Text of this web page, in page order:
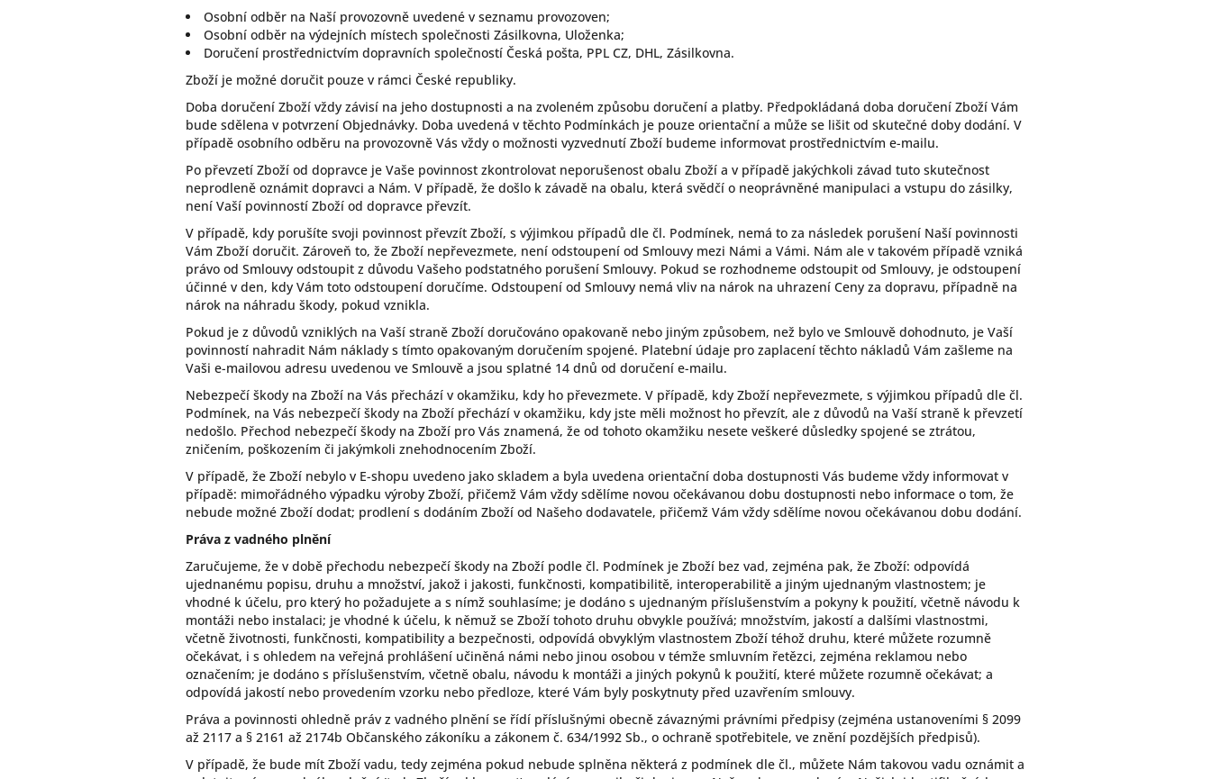
Osobní odběr na Naší provozovně uvedené v seznamu provozoven;
Osobní odběr na výdejních místech společnosti Zásilkovna, Uloženka;
Doručení prostřednictvím dopravních společností Česká pošta, PPL CZ, DHL, Zásilkovna.
Zboží je možné doručit pouze v rámci České republiky.
Doba doručení Zboží vždy závisí na jeho dostupnosti a na zvoleném způsobu doručení a platby. Předpokládaná doba doručení Zboží Vám
bude sdělena v potvrzení Objednávky. Doba uvedená v těchto Podmínkách je pouze orientační a může se lišit od skutečné doby dodání. V
případě osobního odběru na provozovně Vás vždy o možnosti vyzvednutí Zboží budeme informovat prostřednictvím e-mailu.
Po převzetí Zboží od dopravce je Vaše povinnost zkontrolovat neporušenost obalu Zboží a v případě jakýchkoli závad tuto skutečnost
neprodleně oznámit dopravci a Nám. V případě, že došlo k závadě na obalu, která svědčí o neoprávněné manipulaci a vstupu do zásilky,
není Vaší povinností Zboží od dopravce převzít.
V případě, kdy porušíte svoji povinnost převzít Zboží, s výjimkou případů dle čl. Podmínek, nemá to za následek porušení Naší povinnosti
Vám Zboží doručit. Zároveň to, že Zboží nepřevezmete, není odstoupení od Smlouvy mezi Námi a Vámi. Nám ale v takovém případě vzniká
právo od Smlouvy odstoupit z důvodu Vašeho podstatného porušení Smlouvy. Pokud se rozhodneme odstoupit od Smlouvy, je odstoupení
účinné v den, kdy Vám toto odstoupení doručíme. Odstoupení od Smlouvy nemá vliv na nárok na uhrazení Ceny za dopravu, případně na
nárok na náhradu škody, pokud vznikla.
Pokud je z důvodů vzniklých na Vaší straně Zboží doručováno opakovaně nebo jiným způsobem, než bylo ve Smlouvě dohodnuto, je Vaší
povinností nahradit Nám náklady s tímto opakovaným doručením spojené. Platební údaje pro zaplacení těchto nákladů Vám zašleme na
Vaši e-mailovou adresu uvedenou ve Smlouvě a jsou splatné 14 dnů od doručení e-mailu.
Nebezpečí škody na Zboží na Vás přechází v okamžiku, kdy ho převezmete. V případě, kdy Zboží nepřevezmete, s výjimkou případů dle čl.
Podmínek, na Vás nebezpečí škody na Zboží přechází v okamžiku, kdy jste měli možnost ho převzít, ale z důvodů na Vaší straně k převzetí
nedošlo. Přechod nebezpečí škody na Zboží pro Vás znamená, že od tohoto okamžiku nesete veškeré důsledky spojené se ztrátou,
zničením, poškozením či jakýmkoli znehodnocením Zboží.
V případě, že Zboží nebylo v E-shopu uvedeno jako skladem a byla uvedena orientační doba dostupnosti Vás budeme vždy informovat v
případě: mimořádného výpadku výroby Zboží, přičemž Vám vždy sdělíme novou očekávanou dobu dostupnosti nebo informace o tom, že
nebude možné Zboží dodat; prodlení s dodáním Zboží od Našeho dodavatele, přičemž Vám vždy sdělíme novou očekávanou dobu dodání.
Práva z vadného plnění
Zaručujeme, že v době přechodu nebezpečí škody na Zboží podle čl. Podmínek je Zboží bez vad, zejména pak, že Zboží: odpovídá
ujednanému popisu, druhu a množství, jakož i jakosti, funkčnosti, kompatibilitě, interoperabilitě a jiným ujednaným vlastnostem; je
vhodné k účelu, pro který ho požadujete a s nímž souhlasíme; je dodáno s ujednaným příslušenstvím a pokyny k použití, včetně návodu k
montáži nebo instalaci; je vhodné k účelu, k němuž se Zboží tohoto druhu obvykle používá; množstvím, jakostí a dalšími vlastnostmi,
včetně životnosti, funkčnosti, kompatibility a bezpečnosti, odpovídá obvyklým vlastnostem Zboží téhož druhu, které můžete rozumně
očekávat, i s ohledem na veřejná prohlášení učiněná námi nebo jinou osobou v témže smluvním řetězci, zejména reklamou nebo
označením; je dodáno s příslušenstvím, včetně obalu, návodu k montáži a jiných pokynů k použití, které můžete rozumně očekávat; a
odpovídá jakostí nebo provedením vzorku nebo předloze, které Vám byly poskytnuty před uzavřením smlouvy.
Práva a povinnosti ohledně práv z vadného plnění se řídí příslušnými obecně závaznými právními předpisy (zejména ustanoveními § 2099
až 2117 a § 2161 až 2174b Občanského zákoníku a zákonem č. 634/1992 Sb., o ochraně spotřebitele, ve znění pozdějších předpisů).
V případě, že bude mít Zboží vadu, tedy zejména pokud nebude splněna některá z podmínek dle čl., můžete Nám takovou vadu oznámit a